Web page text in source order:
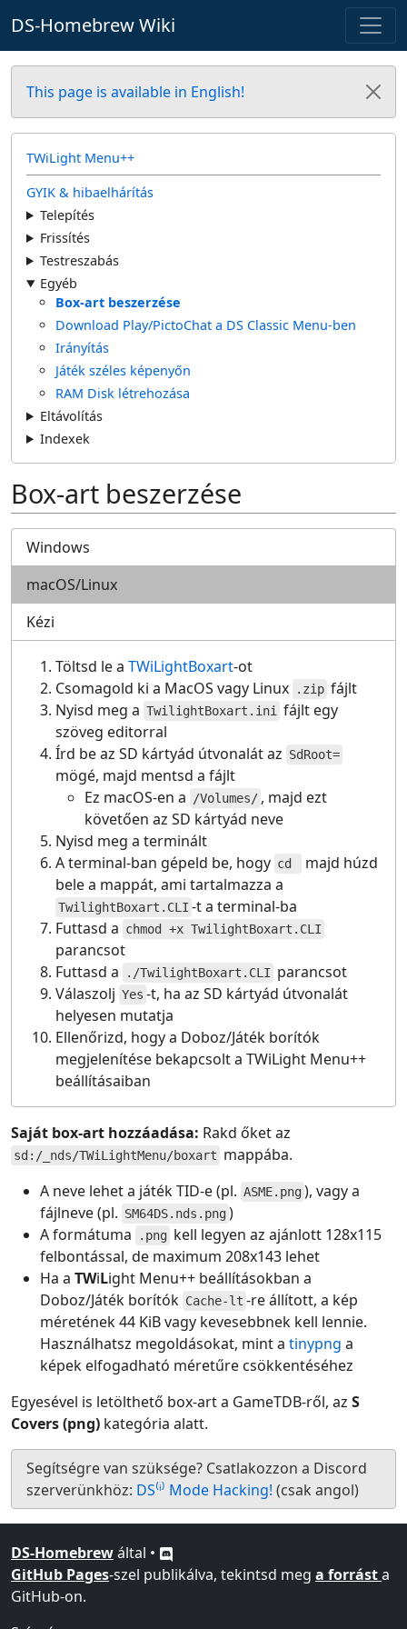
DS-Homebrew Wiki
This page is available in English!
TWiLight Menu++
GYIK & hibaelhárítás
Telepítés
Frissítés
Testreszabás
Egyéb
Box-art beszerzése
Download Play/PictoChat a DS Classic Menu-ben
Irányítás
Játék széles képenyőn
RAM Disk létrehozása
Eltávolítás
Indexek
Box-art beszerzése
Windows
macOS/Linux
Töltsd le a TWiLightBoxart-ot
Csomagold ki a MacOS vagy Linux
.zip fájlt
Nyisd meg a TwilightBoxart.ini
fájlt egy
szöveg editorral
Írd be az SD kártyád útvonalát az SdRoot=
mögé, majd mentsd a fájlt
Ez macOS-en a
/Volumes/ , majd ezt
követően az SD kártyád neve
Nyisd meg a terminált
A terminal-ban gépeld be, hogy cd
majd húzd
bele a mappát, ami tartalmazza a
TwilightBoxart.CLI -t a terminal-ba
Futtasd a chmod +x TwilightBoxart.CLI
parancsot
Futtasd a
./TwilightBoxart.CLI parancsot
Válaszolj Yes -t, ha az SD kártyád útvonalát
helyesen mutatja
Ellenőrizd, hogy a Doboz/Játék borítók
megjelenítése bekapcsolt a TWiLight Menu++
beállításaiban
Kézi
Saját box-art hozzáadása: Rakd őket az
sd:/_nds/TWiLightMenu/boxart mappába.
A neve lehet a játék TID-e (pl. ASME.png), vagy a
fájlneve (pl. SM64DS.nds.png)
A formátuma
.png kell legyen az ajánlott 128x115
felbontással, de maximum 208x143 lehet
Ha a TWiLight Menu++ beállításokban a
Doboz/Játék borítók Cache-lt -re állított, a kép
méretének 44 KiB vagy kevesebbnek kell lennie.
Használhatsz megoldásokat, mint a tinypng a
képek elfogadható méretűre csökkentéséhez
Egyesével is letölthető box-art a GameTDB-ről, az S
Covers (png) kategória alatt.
Segítségre van szüksége? Csatlakozzon a Discord
szerverünkhöz: DS⁽ⁱ⁾ Mode Hacking! (csak angol)
DS-Homebrewáltal •
GitHub Pages-szel publikálva, tekintsd meg a forrásta
GitHub-on.